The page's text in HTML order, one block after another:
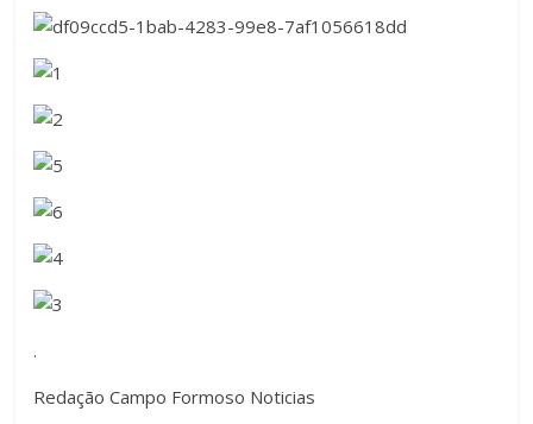
.
Redação Campo Formoso Noticias